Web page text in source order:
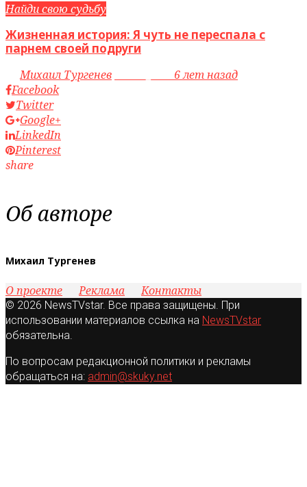
Найди свою судьбу
Жизненная история: Я чуть не переспала с
парнем своей подруги
byМихаил Тургенев
6 лет назад
Facebook
Twitter
Google+
LinkedIn
Pinterest
share
Об авторе
Михаил Тургенев
О проекте Реклама Контакты
© 2026 NewsTVstar. Все права защищены. При
использовании материалов ссылка на NewsTVstar
обязательна.
По вопросам редакционной политики и рекламы
обращаться на: admin@skuky.net